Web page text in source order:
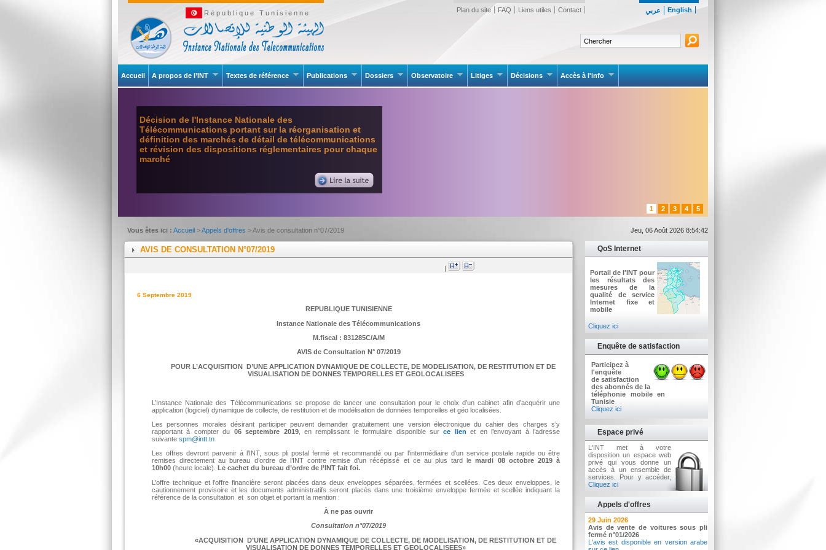
عربي English
Contact
Liens utiles
FAQ
Plan du site
République Tunisienne
Accueil A propos de l’INT Textes de référence Publications Dossiers Observatoire Litiges Décisions Accès à l'info
Décision de l'Instance Nationale des
Télécommunications portant sur la réorganisation et
définition des marchés de détail de télécommunications
et révision des dispositions réglementaires pour chaque
marché
1 2 3 4 5
Vous êtes ici : Accueil >Appels d'offres > Avis de consultation n°07/2019 Jeu, 06 Août 2026 8:54:42
QoS Internet
Portail de l'INT pour
les résultats des
mesures de la
qualité de service
Internet fixe et
mobile
Cliquez ici
Enquête de satisfaction
Participez à
l'enquête
de satisfaction
des abonnés de la
téléphonie mobile en
Tunisie
Cliquez ici
Espace privé
L'INT met à votre
disposition un espace web
privé qui vous donne un
accès à un ensemble de
services. Pour y accéder,
Cliquez ici
Appels d'offres
2 Juillet 2026
Avis d'appel d'offres n°3/2026
Acquisition d’équipements informatiques
29 Juin 2026
Avis de vente de voitures sous pli
fermé n°01/2026
L'avis est disponible en version arabe
AVIS DE CONSULTATION N°07/2019
|
6 Septembre 2019
REPUBLIQUE TUNISIENNE
Instance Nationale des Télécommunications
M.fiscal : 831285C/A/M
AVIS de Consultation N° 07/2019
POUR L’ACQUISITION D’UNE APPLICATION DYNAMIQUE DE COLLECTE, DE MODELISATION, DE RESTITUTION ET DE
VISUALISATION DE DONNES TEMPORELLES ET GEOLOCALISEES
L’Instance Nationale des Télécommunications se propose de lancer une consultation pour le choix d’un cabinet afin d’acquérir une
application (logiciel) dynamique de collecte, de restitution et de modélisation de données temporelles et géo localisées.
Les personnes morales désirant participer peuvent demander gratuitement une version électronique du cahier des charges s’y
rapportant à compter du 06 septembre 2019, en remplissant le formulaire disponible surce lien et en l’envoyant à l’adresse
suivante spm@intt.tn
Les offres devront parvenir à l’INT, sous pli postal fermé et recommandé ou par l'intermédiaire d’un service postale rapide ou être
remises directement au bureau d’ordre de l’INT contre remise d’un récépissé et ce au plus tard lemardi 08 octobre 2019 à
10h00 (heure locale).
Le cachet du bureau d’ordre de l’INT fait foi.
L’offre technique et l’offre financière seront placées dans deux enveloppes séparées, fermées et scellées. Ces deux enveloppes, le
cautionnement provisoire et les documents administratifs seront placés dans une troisième enveloppe fermée et scellée indiquant la
référence de la consultation et son objet et portant la mention :
À ne pas ouvrir
Consultation n°07/2019
«ACQUISITION D’UNE APPLICATION DYNAMIQUE DE COLLECTE, DE MODELISATION, DE RESTITUTION ET DE
VISUALISATION DE DONNES TEMPORELLES ET GEOLOCALISEES»